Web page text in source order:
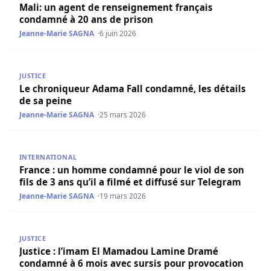
Mali: un agent de renseignement français
condamné à 20 ans de prison
Jeanne-Marie SAGNA 6 juin 2026
JUSTICE
Le chroniqueur Adama Fall condamné, les détails
de sa peine
Jeanne-Marie SAGNA 25 mars 2026
INTERNATIONAL
France : un homme condamné pour le viol de son
fils de 3 ans qu’il a filmé et diffusé sur Telegram
Jeanne-Marie SAGNA 19 mars 2026
JUSTICE
Justice : l’imam El Mamadou Lamine Dramé
condamné à 6 mois avec sursis pour provocation